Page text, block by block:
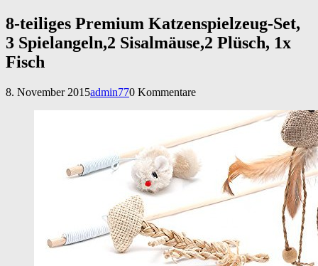
8-teiliges Premium Katzenspielzeug-Set,
3 Spielangeln,2 Sisalmäuse,2 Plüsch, 1x
Fisch
8. November 2015admin770 Kommentare